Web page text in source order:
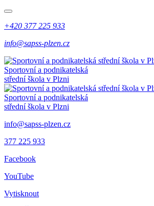
+420 377 225 933
info@sapss-plzen.cz
Sportovní a podnikatelská
střední škola v Plzni
Sportovní a podnikatelská
střední škola v Plzni
info@sapss-plzen.cz
377 225 933
Facebook
YouTube
Vytisknout